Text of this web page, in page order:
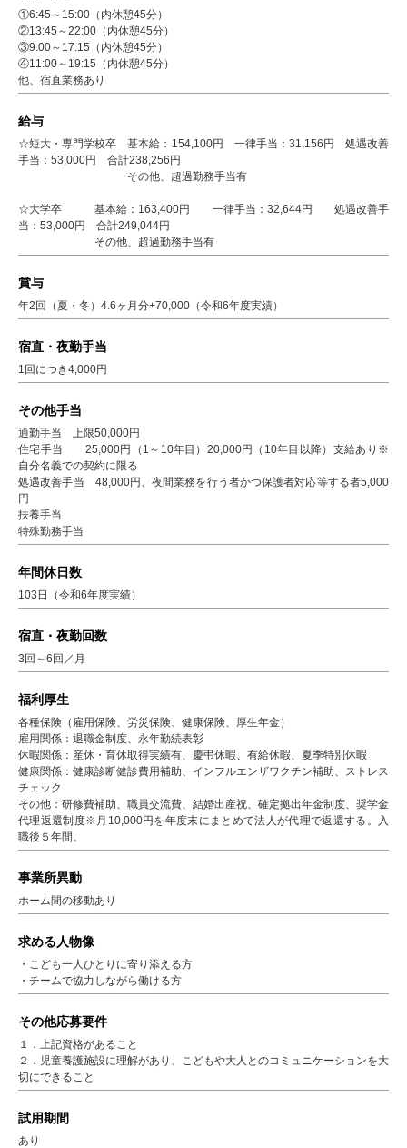
①6:45～15:00（内休憩45分）
②13:45～22:00（内休憩45分）
③9:00～17:15（内休憩45分）
④11:00～19:15（内休憩45分）
他、宿直業務あり
給与
☆短大・専門学校卒 基本給：154,100円 一律手当：31,156円 処遇改善
手当：53,000円 合計238,256円
その他、超過勤務手当有
☆大学卒 基本給：163,400円 一律手当：32,644円 処遇改善手
当：53,000円 合計249,044円
その他、超過勤務手当有
賞与
年2回（夏・冬）4.6ヶ月分+70,000（令和6年度実績）
宿直・夜勤手当
1回につき4,000円
その他手当
通勤手当 上限50,000円
住宅手当 25,000円（1～10年目）20,000円（10年目以降）支給あり※
自分名義での契約に限る
処遇改善手当 48,000円、夜間業務を行う者かつ保護者対応等する者5,000
円
扶養手当
特殊勤務手当
年間休日数
103日（令和6年度実績）
宿直・夜勤回数
3回～6回／月
福利厚生
各種保険（雇用保険、労災保険、健康保険、厚生年金）
雇用関係：退職金制度、永年勤続表彰
休暇関係：産休・育休取得実績有、慶弔休暇、有給休暇、夏季特別休暇
健康関係：健康診断健診費用補助、インフルエンザワクチン補助、ストレス
チェック
その他：研修費補助、職員交流費、結婚出産祝、確定拠出年金制度、奨学金
代理返還制度※月10,000円を年度末にまとめて法人が代理で返還する。入
職後５年間。
事業所異動
ホーム間の移動あり
求める人物像
・こども一人ひとりに寄り添える方
・チームで協力しながら働ける方
その他応募要件
１．上記資格があること
２．児童養護施設に理解があり、こどもや大人とのコミュニケーションを大
切にできること
試用期間
あり